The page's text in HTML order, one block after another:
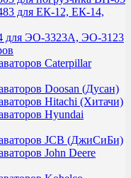
для ЕК-12, ЕК-14,
для ЭО-3323А, ЭО-3123
Caterpillar
Doosan (Дусан)
Hitachi (Хитачи)
Hyundai
JCB (ДжиСиБи)
John Deere